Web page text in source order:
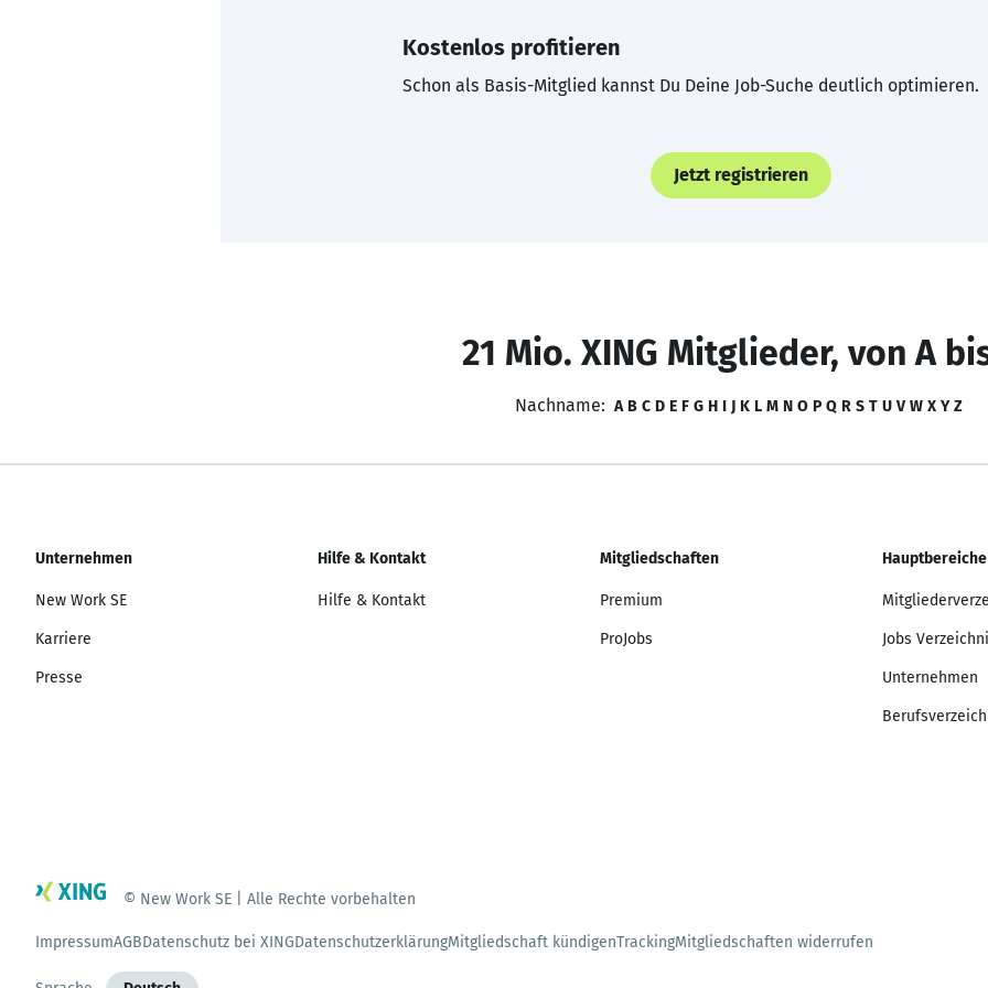
Kostenlos profitieren
Schon als Basis-Mitglied kannst Du Deine Job-Suche deutlich optimieren.
Jetzt registrieren
21 Mio. XING Mitglieder, von A
Nachname: A B C D E F G H I J K L M N O P Q R S T U V W X Y Z
Unternehmen
New Work SE
Karriere
Presse
Hilfe & Kontakt
Hilfe & Kontakt
Mitgliedschaften
Premium
ProJobs
Hauptbereiche
Jobs
Unternehmen
© New Work SE | Alle Rechte vorbehalten
ImpressumAGBDatenschutz bei XINGDatenschutzerklärungMitgliedschaft kündigenTrackingMitgliedschaften widerrufen